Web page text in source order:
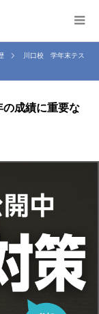
川口校 学年末テス
成績に重要な